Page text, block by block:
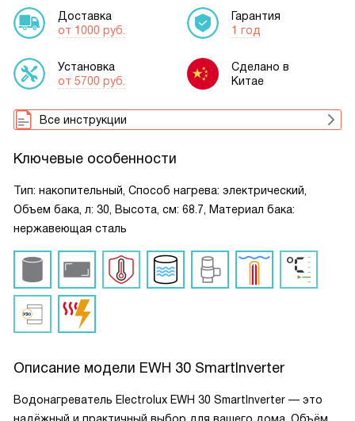
Доставка
от 1000 руб.
Установка
от 5700 руб.
Гарантия
1 год
Сделано в
Китае
Все инструкции
Ключевые особенности
Тип: накопительный, Способ нагрева: электрический,
Объем бака, л: 30, Высота, см: 68.7, Материал бака:
нержавеющая сталь
Описание модели EWH 30 SmartInverter
Водонагреватель Electrolux EWH 30 SmartInverter — это